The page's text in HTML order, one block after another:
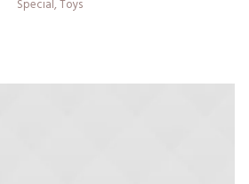
Special,Toys